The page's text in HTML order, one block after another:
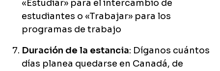
«Estudiar» para el intercambio de
estudiantes o «Trabajar» para los
programas de trabajo
Duración de la estancia: Díganos cuántos
días planea quedarse en Canadá, de